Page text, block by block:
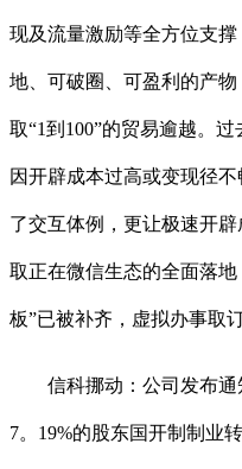
现及流量激励等全方位支
地、可破圈、可盈利的产
取“1到100”的贸易逾越。
因开辟成本过高或变现径
了交互体例，更让极速开
取正在微信生态的全面落
板”已被补齐，虚拟办事取
信科挪动：公司发布通
7。19%的股东国开制制业